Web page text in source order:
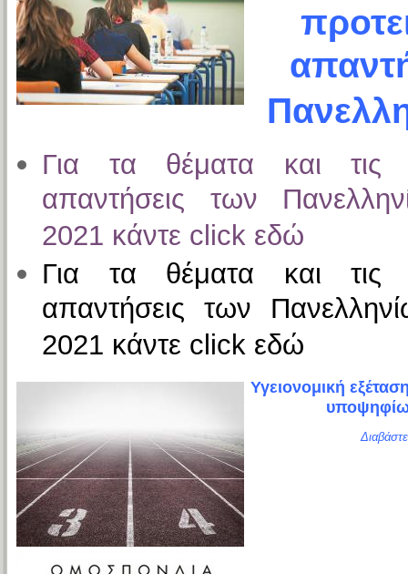
Για τα θέματα και τις
απαντήσεις των
2021 κάντε click εδώ
Για τα θέματα και τις
απαντήσεις των
2021 κάντε click εδώ
Υγειονομική